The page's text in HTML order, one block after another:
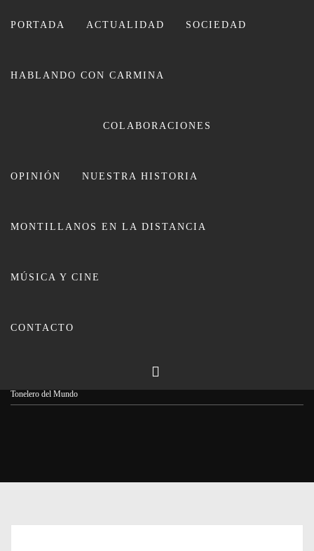
PORTADA ACTUALIDAD SOCIEDAD
HABLANDO CON CARMINA
COLABORACIONES
OPINIÓN NUESTRA HISTORIA
MONTILLANOS EN LA DISTANCIA
MÚSICA Y CINE
CONTACTO
CARMINA LEIVA
Rafa Cabello, primer español en
Tonelero del Mundo